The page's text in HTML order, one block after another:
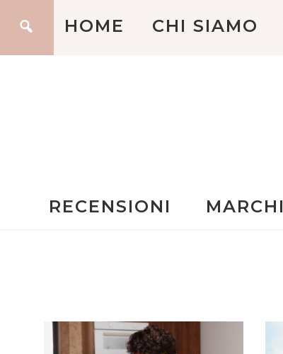
HOME CHI SIAMO
RECENSIONI MARCHI